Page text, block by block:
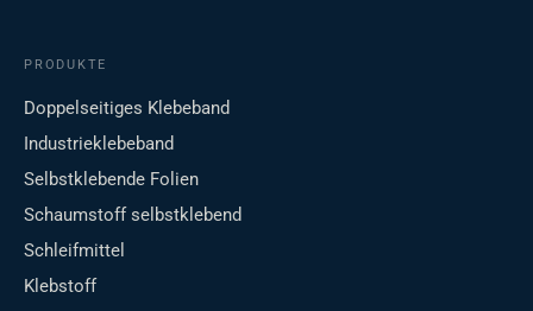
PRODUKTE
Doppelseitiges Klebeband
Industrieklebeband
Selbstklebende Folien
Schaumstoff selbstklebend
Schleifmittel
Klebstoff